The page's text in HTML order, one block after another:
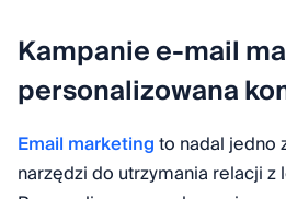
Kampanie e-mail
personalizowana
Email marketingto nadal jedno
narzędzi do utrzymania relacji z